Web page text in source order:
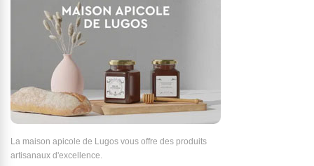
La maison apicole de Lugos vous offre des produits
artisanaux d'excellence.